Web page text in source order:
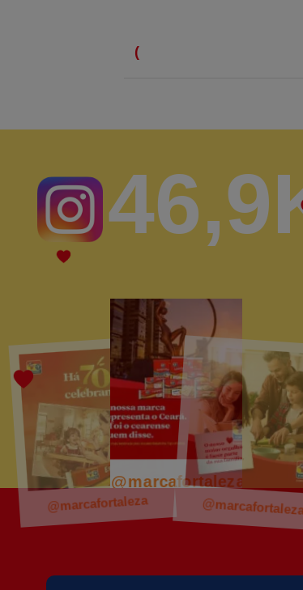
(
@marcafortaleza
@marcafortaleza
@marcafortaleza